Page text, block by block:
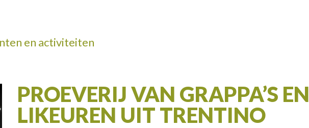
en activiteiten
PROEVERIJ VAN GRAPPA’S EN
LIKEUREN UIT TRENTINO